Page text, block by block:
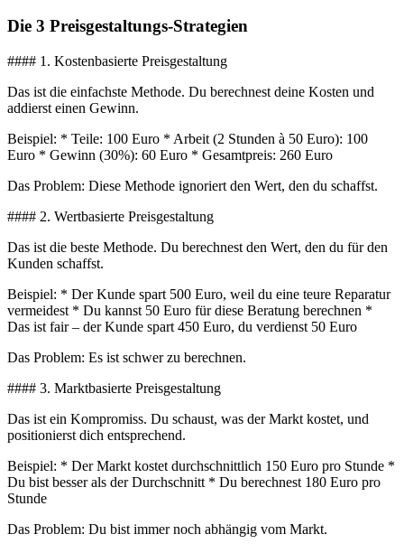
Die 3 Preisgestaltungs-Strategien
#### 1. Kostenbasierte Preisgestaltung
Das ist die einfachste Methode. Du berechnest deine Kosten und
addierst einen Gewinn.
Beispiel: * Teile: 100 Euro * Arbeit (2 Stunden à 50 Euro): 100
Euro * Gewinn (30%): 60 Euro * Gesamtpreis: 260 Euro
Das Problem: Diese Methode ignoriert den Wert, den du schaffst.
#### 2. Wertbasierte Preisgestaltung
Das ist die beste Methode. Du berechnest den Wert, den du für den
Kunden schaffst.
Beispiel: * Der Kunde spart 500 Euro, weil du eine teure Reparatur
vermeidest * Du kannst 50 Euro für diese Beratung berechnen *
Das ist fair – der Kunde spart 450 Euro, du verdienst 50 Euro
Das Problem: Es ist schwer zu berechnen.
#### 3. Marktbasierte Preisgestaltung
Das ist ein Kompromiss. Du schaust, was der Markt kostet, und
positionierst dich entsprechend.
Beispiel: * Der Markt kostet durchschnittlich 150 Euro pro Stunde *
Du bist besser als der Durchschnitt * Du berechnest 180 Euro pro
Stunde
Das Problem: Du bist immer noch abhängig vom Markt.